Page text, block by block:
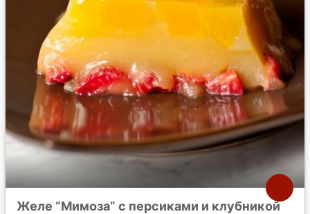
Желе “Мимоза” с персиками и клубникой